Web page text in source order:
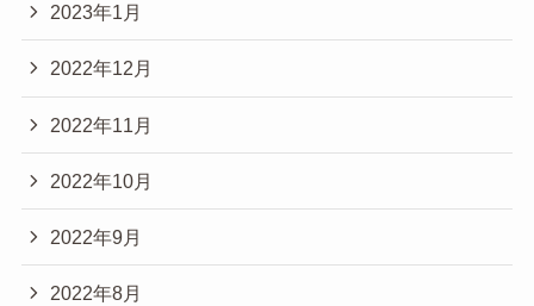
2023年1月
2022年12月
2022年11月
2022年10月
2022年9月
2022年8月